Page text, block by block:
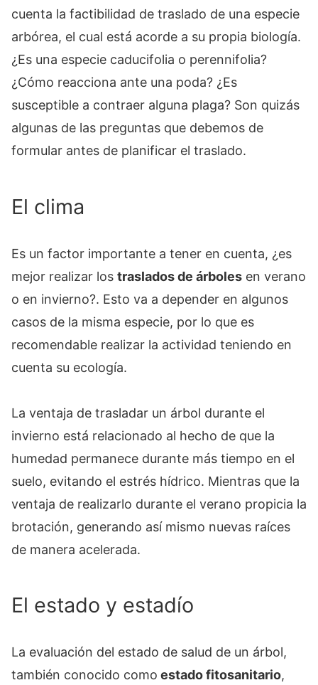
cuenta la factibilidad de traslado de una especie
arbórea, el cual está acorde a su propia biología.
¿Es una especie caducifolia o perennifolia?
¿Cómo reacciona ante una poda? ¿Es
susceptible a contraer alguna plaga? Son quizás
algunas de las preguntas que debemos de
formular antes de planificar el traslado.
El clima
Es un factor importante a tener en cuenta, ¿es
mejor realizar los traslados de árboles en verano
o en invierno?. Esto va a depender en algunos
casos de la misma especie, por lo que es
recomendable realizar la actividad teniendo en
cuenta su ecología.
La ventaja de trasladar un árbol durante el
invierno está relacionado al hecho de que la
humedad permanece durante más tiempo en el
suelo, evitando el estrés hídrico. Mientras que la
ventaja de realizarlo durante el verano propicia la
brotación, generando así mismo nuevas raíces
de manera acelerada.
El estado y estadío
La evaluación del estado de salud de un árbol,
también conocido como estado fitosanitario,